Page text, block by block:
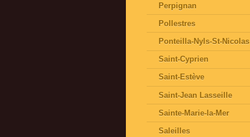
Perpignan
Pollestres
Ponteilla-Nyls-St-Nicolas
Saint-Cyprien
Saint-Estève
Saint-Jean Lasseille
Sainte-Marie-la-Mer
Saleilles